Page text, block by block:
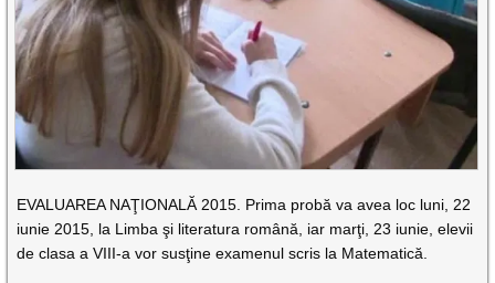
EVALUAREA NAŢIONALĂ 2015. Prima probă va avea loc luni, 22
iunie 2015, la Limba şi literatura română, iar marţi, 23 iunie, elevii
de clasa a VIII-a vor susţine examenul scris la Matematică.